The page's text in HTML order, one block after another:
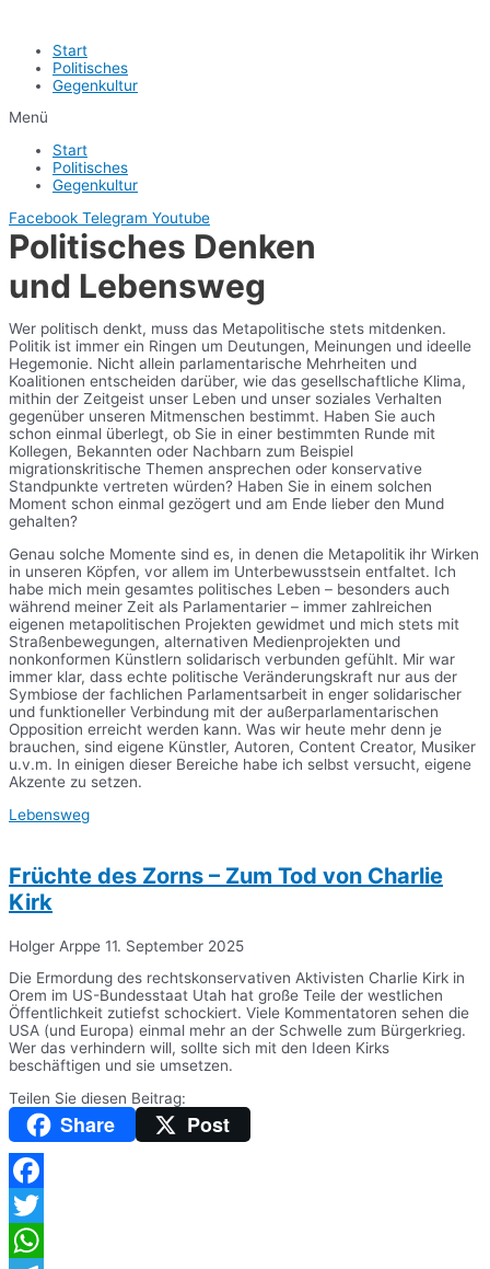
Start
Politisches
Gegenkultur
Menü
Start
Politisches
Gegenkultur
Facebook Telegram Youtube
Politisches Denken
und Lebensweg
Wer politisch denkt, muss das Metapolitische stets mitdenken.
Politik ist immer ein Ringen um Deutungen, Meinungen und ideelle
Hegemonie. Nicht allein parlamentarische Mehrheiten und
Koalitionen entscheiden darüber, wie das gesellschaftliche Klima,
mithin der Zeitgeist unser Leben und unser soziales Verhalten
gegenüber unseren Mitmenschen bestimmt. Haben Sie auch
schon einmal überlegt, ob Sie in einer bestimmten Runde mit
Kollegen, Bekannten oder Nachbarn zum Beispiel
migrationskritische Themen ansprechen oder konservative
Standpunkte vertreten würden? Haben Sie in einem solchen
Moment schon einmal gezögert und am Ende lieber den Mund
gehalten?
Genau solche Momente sind es, in denen die Metapolitik ihr Wirken
in unseren Köpfen, vor allem im Unterbewusstsein entfaltet. Ich
habe mich mein gesamtes politisches Leben – besonders auch
während meiner Zeit als Parlamentarier – immer zahlreichen
eigenen metapolitischen Projekten gewidmet und mich stets mit
Straßenbewegungen, alternativen Medienprojekten und
nonkonformen Künstlern solidarisch verbunden gefühlt. Mir war
immer klar, dass echte politische Veränderungskraft nur aus der
Symbiose der fachlichen Parlamentsarbeit in enger solidarischer
und funktioneller Verbindung mit der außerparlamentarischen
Opposition erreicht werden kann. Was wir heute mehr denn je
brauchen, sind eigene Künstler, Autoren, Content Creator, Musiker
u.v.m. In einigen dieser Bereiche habe ich selbst versucht, eigene
Akzente zu setzen.
Lebensweg
Früchte des Zorns – Zum Tod von Charlie
Kirk
Holger Arppe 11. September 2025
Die Ermordung des rechtskonservativen Aktivisten Charlie Kirk in
Orem im US-Bundesstaat Utah hat große Teile der westlichen
Öffentlichkeit zutiefst schockiert. Viele Kommentatoren sehen die
USA (und Europa) einmal mehr an der Schwelle zum Bürgerkrieg.
Wer das verhindern will, sollte sich mit den Ideen Kirks
beschäftigen und sie umsetzen.
Teilen Sie diesen Beitrag:
Share Post
Facebook
Twitter